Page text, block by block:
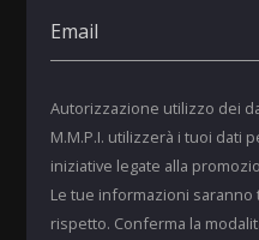
Autorizzazione utilizzo dei
M.M.P.I. utilizzerà i tuoi dati
iniziative legate alla
Le tue informazioni
rispetto. Conferma la